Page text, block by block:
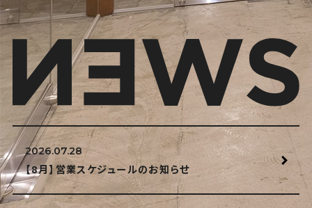
2026.07.28
【8月】営業スケジュールのお知らせ